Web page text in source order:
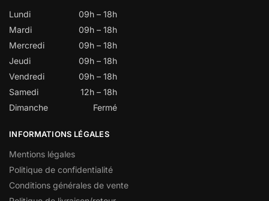
Lundi
09h – 18h
Mardi
09h – 18h
Mercredi
09h – 18h
Jeudi
09h – 18h
Vendredi
09h – 18h
Samedi
12h – 18h
Dimanche
Fermé
INFORMATIONS LÉGALES
Mentions légales
Politique de confidentialité
Conditions générales de vente